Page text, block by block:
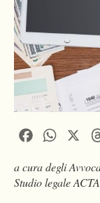
Facebook
a cura degli
Studio legale ACTA